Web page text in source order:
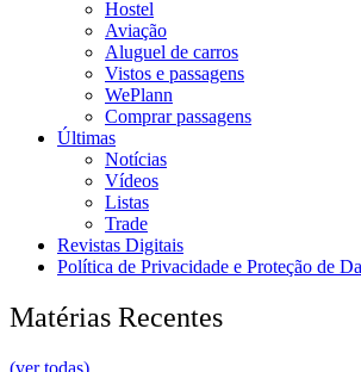
Hostel
Aviação
Aluguel de carros
Vistos e passagens
WePlann
Comprar passagens
Últimas
Notícias
Vídeos
Listas
Trade
Revistas Digitais
Política de Privacidade e Proteção de
Matérias Recentes